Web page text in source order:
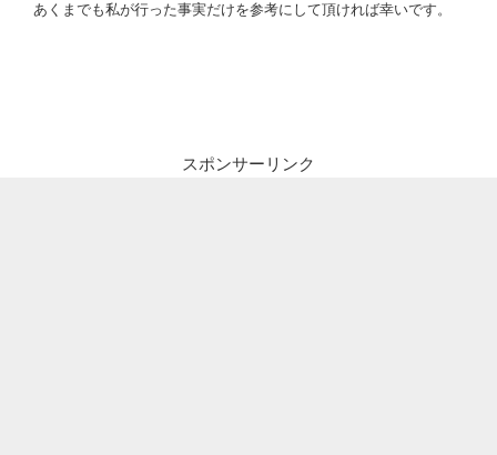
あくまでも私が行った事実だけを参考にして頂ければ幸いです。
スポンサーリンク